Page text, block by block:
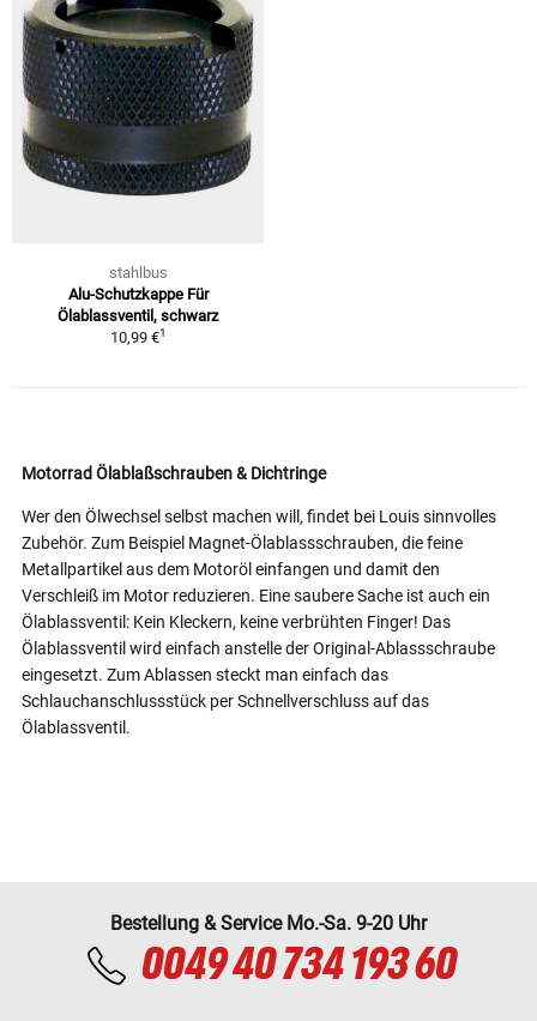
stahlbus
Alu-Schutzkappe Für
Ölablassventil, schwarz
10,99 €1
Motorrad Ölablaßschrauben & Dichtringe
Wer den Ölwechsel selbst machen will, findet bei Louis sinnvolles
Zubehör. Zum Beispiel Magnet-Ölablassschrauben, die feine
Metallpartikel aus dem Motoröl einfangen und damit den
Verschleiß im Motor reduzieren. Eine saubere Sache ist auch ein
Ölablassventil: Kein Kleckern, keine verbrühten Finger! Das
Ölablassventil wird einfach anstelle der Original-Ablassschraube
eingesetzt. Zum Ablassen steckt man einfach das
Schlauchanschlussstück per Schnellverschluss auf das
Ölablassventil.
Bestellung & Service Mo.-Sa. 9-20 Uhr
0049 40 734 193 60